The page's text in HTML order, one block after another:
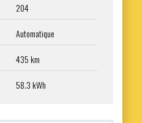
204
Automatique
435 km
58.3 kWh